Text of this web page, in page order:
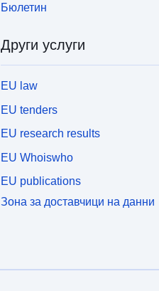
Бюлетин
Други услуги
EU law
EU tenders
EU research results
EU Whoiswho
EU publications
Зона за доставчици на данни